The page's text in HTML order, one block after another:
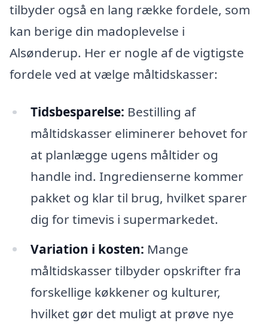
tilbyder også en lang række fordele, som
kan berige din madoplevelse i
Alsønderup. Her er nogle af de vigtigste
fordele ved at vælge måltidskasser:
Tidsbesparelse: Bestilling af
måltidskasser eliminerer behovet for
at planlægge ugens måltider og
handle ind. Ingredienserne kommer
pakket og klar til brug, hvilket sparer
dig for timevis i supermarkedet.
Variation i kosten: Mange
måltidskasser tilbyder opskrifter fra
forskellige køkkener og kulturer,
hvilket gør det muligt at prøve nye